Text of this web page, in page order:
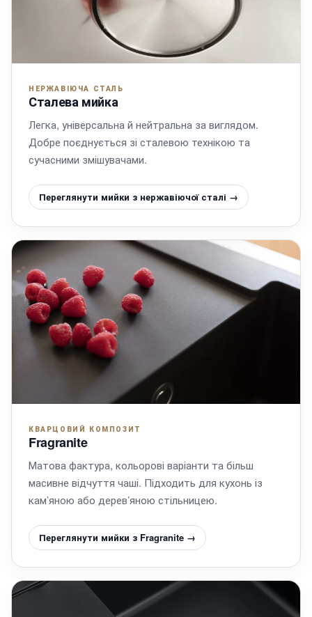
НЕРЖАВІЮЧА СТАЛЬ
Сталева мийка
Легка, універсальна й нейтральна за виглядом.
Добре поєднується зі сталевою технікою та
сучасними змішувачами.
Переглянути мийки з нержавіючої сталі →
КВАРЦОВИЙ КОМПОЗИТ
Fragranite
Матова фактура, кольорові варіанти та більш
масивне відчуття чаші. Підходить для кухонь із
кам’яною або дерев’яною стільницею.
Переглянути мийки з Fragranite →